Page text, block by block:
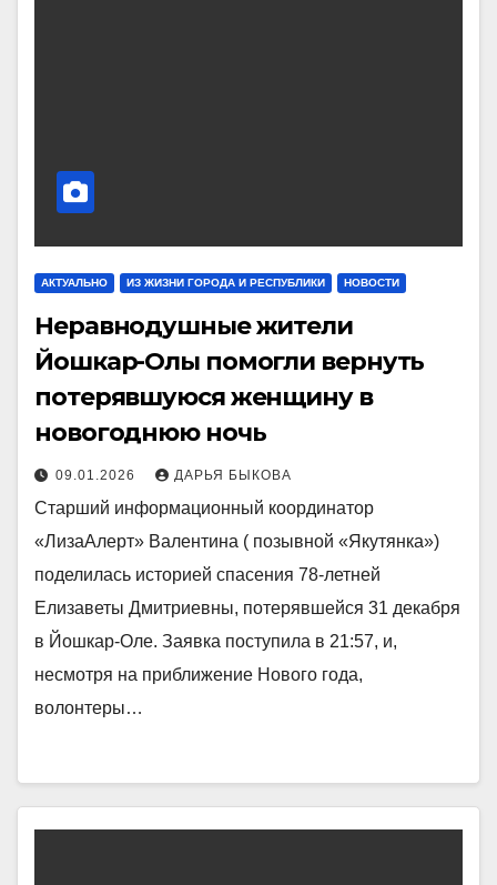
АКТУАЛЬНО ИЗ ЖИЗНИ ГОРОДА И РЕСПУБЛИКИ НОВОСТИ
Неравнодушные жители
Йошкар-Олы помогли вернуть
потерявшуюся женщину в
новогоднюю ночь
09.01.2026 ДАРЬЯ БЫКОВА
Старший информационный координатор
«ЛизаАлерт» Валентина ( позывной «Якутянка»)
поделилась историей спасения 78-летней
Елизаветы Дмитриевны, потерявшейся 31 декабря
в Йошкар-Оле. Заявка поступила в 21:57, и,
несмотря на приближение Нового года,
волонтеры…